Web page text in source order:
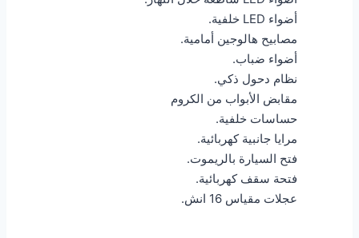
أضواء LED خلفية.
مصابيح هالوجين أمامية.
أضواء ضباب.
نظام دحول ذكي.
مقابض الأبواب من الكروم
حساسات خلفية.
مرايا جانبية كهربائية.
فتح السيارة بالريموت.
فتحة سقف كهربائية.
عجلات مقياس 16 انش.